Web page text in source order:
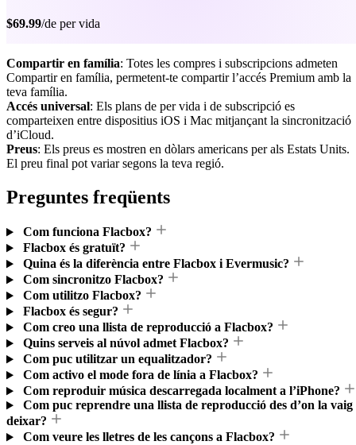
$69.99/de per vida
Compartir en família: Totes les compres i subscripcions admeten
Compartir en família, permetent-te compartir l’accés Premium amb la
teva família.
Accés universal: Els plans de per vida i de subscripció es
comparteixen entre dispositius iOS i Mac mitjançant la sincronització
d’iCloud.
Preus: Els preus es mostren en dòlars americans per als Estats Units.
El preu final pot variar segons la teva regió.
Preguntes freqüents
Com funciona Flacbox?
Flacbox és gratuït?
Quina és la diferència entre Flacbox i Evermusic?
Com sincronitzo Flacbox?
Com utilitzo Flacbox?
Flacbox és segur?
Com creo una llista de reproducció a Flacbox?
Quins serveis al núvol admet Flacbox?
Com puc utilitzar un equalitzador?
Com activo el mode fora de línia a Flacbox?
Com reproduir música descarregada localment a l’iPhone?
Com puc reprendre una llista de reproducció des d’on la vaig
deixar?
Com veure les lletres de les cançons a Flacbox?